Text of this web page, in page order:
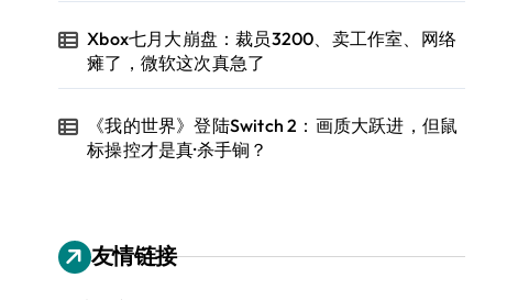
Xbox七月大崩盘：裁员3200、卖工作室、网络
瘫了，微软这次真急了
《我的世界》登陆Switch 2：画质大跃进，但鼠
标操控才是真·杀手锏？
友情链接